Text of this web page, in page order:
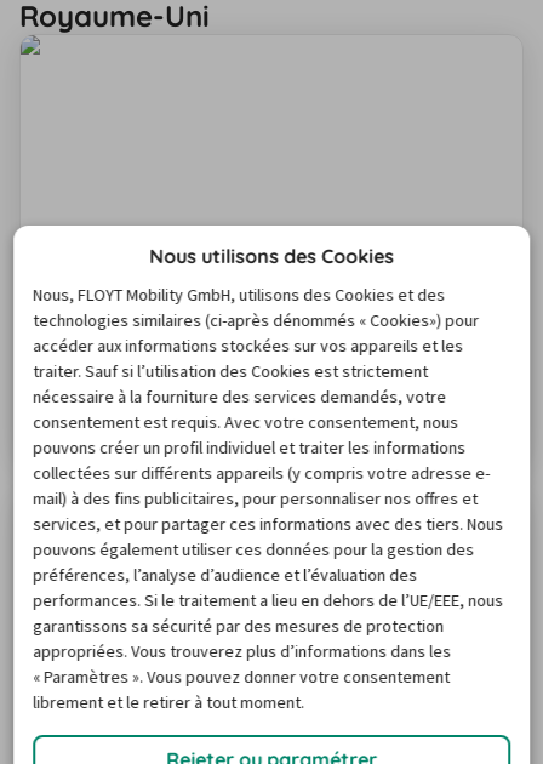
Royaume-Uni
Code de la route au Royaume-Uni :
obligations légales
Pour tout conducteur non britannique au Royaume-Uni,
l'adaptation principale concerne avant tout la conduite
à gauche. Si vous prenez le volant sur l'île pour la
première fois, il est conseillé de s'exercer brièvement
sur une route peu fréquentée afin de vous familiariser
avec le poste de conduite à droite avant de vous lancer
dans le flux du trafic avec votre voiture de location.
Lire l'article
Péages et vignettes au Royaume-Uni :
Nous utilisons des Cookies
Nous, FLOYT Mobility GmbH, utilisons des Cookies et des
technologies similaires (ci-après dénommés « Cookies») pour
accéder aux informations stockées sur vos appareils et les
traiter. Sauf si l’utilisation des Cookies est strictement
nécessaire à la fourniture des services demandés, votre
consentement est requis. Avec votre consentement, nous
pouvons créer un profil individuel et traiter les informations
collectées sur différents appareils (y compris votre adresse e-
mail) à des fins publicitaires, pour personnaliser nos offres et
services, et pour partager ces informations avec des tiers. Nous
pouvons également utiliser ces données pour la gestion des
préférences, l’analyse d’audience et l’évaluation des
performances. Si le traitement a lieu en dehors de l’UE/EEE, nous
garantissons sa sécurité par des mesures de protection
appropriées. Vous trouverez plus d’informations dans les
« Paramètres ». Vous pouvez donner votre consentement
librement et le retirer à tout moment.
Rejeter ou paramétrer